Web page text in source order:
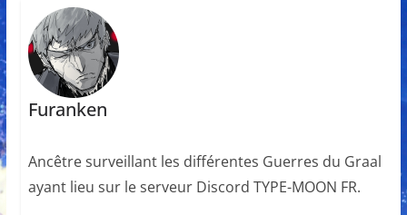
Furanken
Ancêtre surveillant les différentes Guerres du Graal
ayant lieu sur le serveur Discord TYPE-MOON FR.